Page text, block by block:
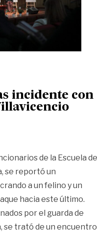
incidente con
de la Escuela de
se reportó un
a un felino y un
hacia este último.
por el guarda de
se trató de un encuentro